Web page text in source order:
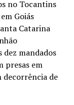
no Tocantins
Goiás
Catarina
mandados
presas em
decorrência de